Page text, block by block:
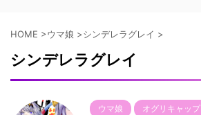
HOME >ウマ娘 >シンデレラグレイ >
シンデレラグレイ
ウマ娘 オグリキャップ